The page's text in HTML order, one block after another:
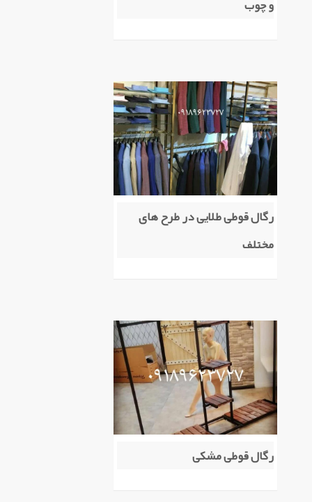
رگال قوطی طلایی در طرح های
مختلف
رگال قوطی مشکی